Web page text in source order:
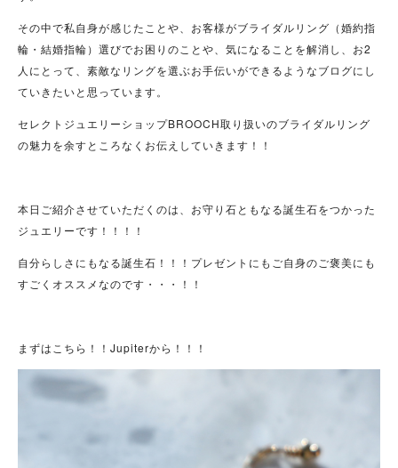
その中で私自身が感じたことや、お客様がブライダルリング（婚約指
輪・結婚指輪）選びでお困りのことや、気になることを解消し、お2
人にとって、素敵なリングを選ぶお手伝いができるようなブログにし
ていきたいと思っています。
セレクトジュエリーショップBROOCH取り扱いのブライダルリング
の魅力を余すところなくお伝えしていきます！！
本日ご紹介させていただくのは、お守り石ともなる誕生石をつかった
ジュエリーです！！！！
自分らしさにもなる誕生石！！！プレゼントにもご自身のご褒美にも
すごくオススメなのです・・・！！
まずはこちら！！Jupiterから！！！